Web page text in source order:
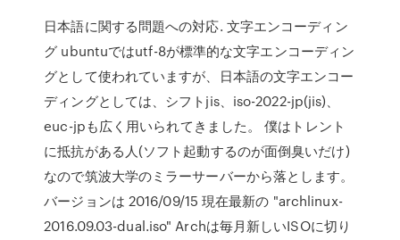
日本語に関する問題への対応. 文字エンコーディン
グ ubuntuではutf-8が標準的な文字エンコーディン
グとして使われていますが、日本語の文字エンコー
ディングとしては、シフトjis、iso-2022-jp(jis)、
euc-jpも広く用いられてきました。 僕はトレント
に抵抗がある人(ソフト起動するのが面倒臭いだけ)
なので筑波大学のミラーサーバーから落とします。
バージョンは 2016/09/15 現在最新の "archlinux-
2016.09.03-dual.iso" Archは毎月新しいISOに切り